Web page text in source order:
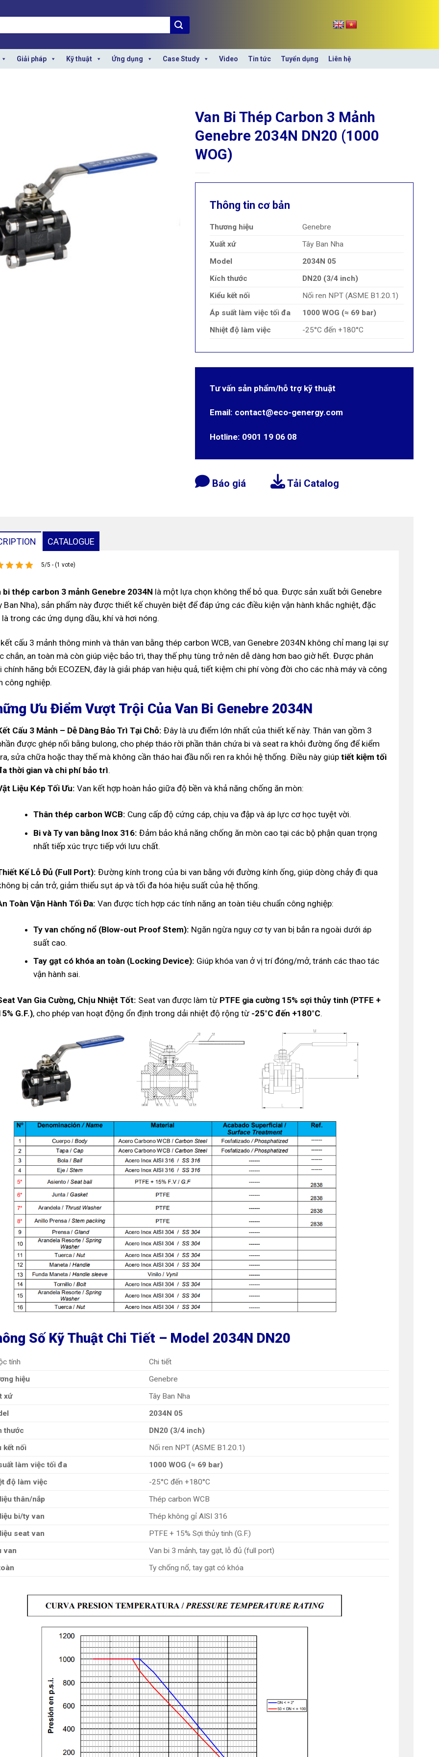
Giải pháp Kỹ thuật Ứng dụng Case Study Video Tin tức Tuyển dụng Liên hệ
Van Bi Thép Carbon 3 Mảnh
Genebre 2034N DN20 (1000
WOG)
Thông tin cơ bản
Thương hiệu
Genebre
Xuất xứ
Tây Ban Nha
Model
2034N 05
Kích thước
DN20 (3/4 inch)
Kiểu kết nối
Nối ren NPT (ASME B1.20.1)
Áp suất làm việc tối đa
1000 WOG (≈ 69 bar)
Nhiệt độ làm việc
-25°C đến +180°C
Tư vấn sản phẩm/hỗ trợ kỹ thuật
Email: contact@eco-genergy.com
Hotline: 0901 19 06 08
Báo giá Tải Catalog
CATALOGUE
5/5 - (1 vote)
bi thép carbon 3 mảnh Genebre 2034N là một lựa chọn không thể bỏ qua. Được sản xuất bởi Genebre
Ban Nha), sản phẩm này được thiết kế chuyên biệt để đáp ứng các điều kiện vận hành khắc nghiệt, đặc
là trong các ứng dụng dầu, khí và hơi nóng.
cấu 3 mảnh thông minh và thân van bằng thép carbon WCB, van Genebre 2034N không chỉ mang lại sự
chắn, an toàn mà còn giúp việc bảo trì, thay thế phụ tùng trở nên dễ dàng hơn bao giờ hết. Được phân
chính hãng bởi ECOZEN, đây là giải pháp van hiệu quả, tiết kiệm chi phí vòng đời cho các nhà máy và công
công nghiệp.
Ưu Điểm Vượt Trội Của Van Bi Genebre 2034N
Cấu 3 Mảnh – Dễ Dàng Bảo Trì Tại Chỗ: Đây là ưu điểm lớn nhất của thiết kế này. Thân van gồm 3
được ghép nối bằng bulong, cho phép tháo rời phần thân chứa bi và seat ra khỏi đường ống để kiểm
sửa chữa hoặc thay thế mà không cần tháo hai đầu nối ren ra khỏi hệ thống. Điều này giúp tiết kiệm tối
thời gian và chi phí bảo trì.
Liệu Kép Tối Ưu: Van kết hợp hoàn hảo giữa độ bền và khả năng chống ăn mòn:
Thân thép carbon WCB: Cung cấp độ cứng cáp, chịu va đập và áp lực cơ học tuyệt vời.
Bi và Ty van bằng Inox 316: Đảm bảo khả năng chống ăn mòn cao tại các bộ phận quan trọng
nhất tiếp xúc trực tiếp với lưu chất.
Kế Lỗ Đủ (Full Port): Đường kính trong của bi van bằng với đường kính ống, giúp dòng chảy đi qua
bị cản trở, giảm thiểu sụt áp và tối đa hóa hiệu suất của hệ thống.
Toàn Vận Hành Tối Đa: Van được tích hợp các tính năng an toàn tiêu chuẩn công nghiệp:
Ty van chống nổ (Blow-out Proof Stem): Ngăn ngừa nguy cơ ty van bị bắn ra ngoài dưới áp
suất cao.
Tay gạt có khóa an toàn (Locking Device): Giúp khóa van ở vị trí đóng/mở, tránh các thao tác
vận hành sai.
Van Gia Cường, Chịu Nhiệt Tốt: Seat van được làm từ PTFE gia cường 15% sợi thủy tinh (PTFE +
G.F.), cho phép van hoạt động ổn định trong dải nhiệt độ rộng từ -25°C đến +180°C.
Số Kỹ Thuật Chi Tiết – Model 2034N DN20
tính
Chi tiết
hiệu
Genebre
xứ
Tây Ban Nha
2034N 05
thước
DN20 (3/4 inch)
kết nối
Nối ren NPT (ASME B1.20.1)
làm việc tối đa
1000 WOG (≈ 69 bar)
độ làm việc
-25°C đến +180°C
thân/nắp
Thép carbon WCB
bi/ty van
Thép không gỉ AISI 316
seat van
PTFE + 15% Sợi thủy tinh (G.F.)
van
Van bi 3 mảnh, tay gạt, lỗ đủ (full port)
Ty chống nổ, tay gạt có khóa